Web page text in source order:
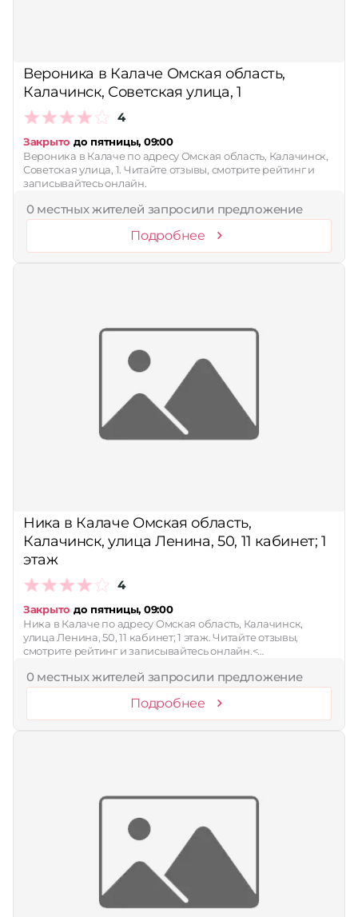
Вероника в Калаче Омская область,
Калачинск, Советская улица, 1
4
Закрыто до пятницы, 09:00
Вероника в Калаче по адресу Омская область, Калачинск,
Советская улица, 1. Читайте отзывы, смотрите рейтинг и
записывайтесь онлайн.
0 местных жителей запросили предложение
Подробнее
Ника в Калаче Омская область,
Калачинск, улица Ленина, 50, 11 кабинет; 1
этаж
4
Закрыто до пятницы, 09:00
Ника в Калаче по адресу Омская область, Калачинск,
улица Ленина, 50, 11 кабинет; 1 этаж. Читайте отзывы,
смотрите рейтинг и записывайтесь онлайн.<…
0 местных жителей запросили предложение
Подробнее